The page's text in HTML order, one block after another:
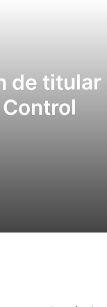
de titular
exclusiva